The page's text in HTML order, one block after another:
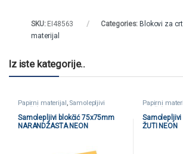
SKU: EI48563 Categories: Blokovi za
materijal
Iz iste kategorije..
Papirni materijal Samolepljivi
blokčići
Samolepljivi blokčić 75x75mm
NARANDŽASTA NEON
Papirni
blokčići
ŽUTI NEON